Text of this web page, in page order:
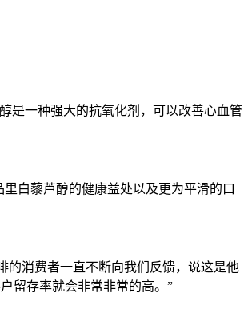
是一种强大的抗氧化剂，可以改善心血管
白藜芦醇的健康益处以及更为平滑的口
的消费者一直不断向我们反馈，说这是他
留存率就会非常非常的高。”